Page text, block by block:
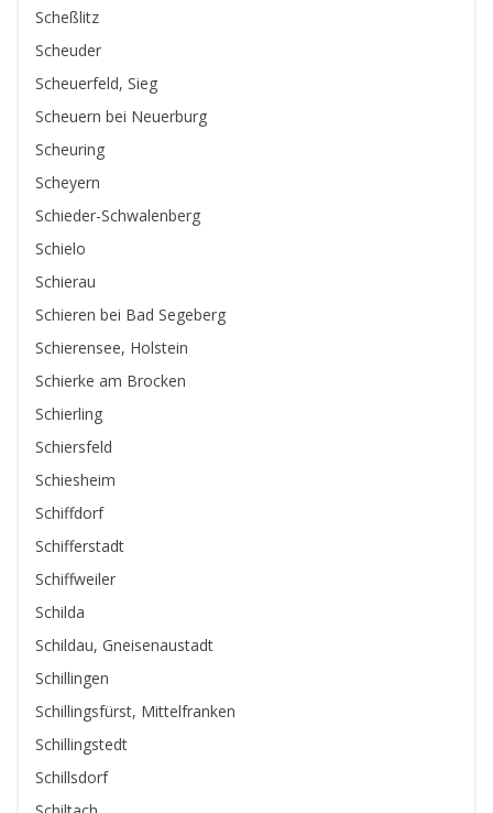
Scheßlitz
Scheuder
Scheuerfeld, Sieg
Scheuern bei Neuerburg
Scheuring
Scheyern
Schieder-Schwalenberg
Schielo
Schierau
Schieren bei Bad Segeberg
Schierensee, Holstein
Schierke am Brocken
Schierling
Schiersfeld
Schiesheim
Schiffdorf
Schifferstadt
Schiffweiler
Schilda
Schildau, Gneisenaustadt
Schillingen
Schillingsfürst, Mittelfranken
Schillingstedt
Schillsdorf